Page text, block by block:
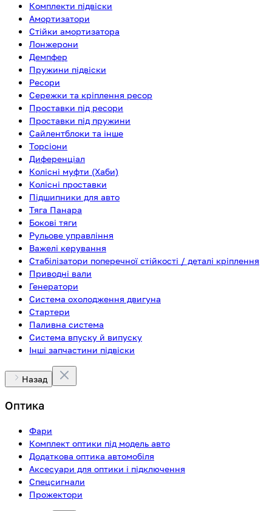
Комплекти підвіски
Амортизатори
Стійки амортизатора
Лонжерони
Демпфер
Пружини підвіски
Ресори
Сережки та кріплення ресор
Проставки під ресори
Проставки під пружини
Сайлентблоки та інше
Торсіони
Диференціал
Колісні муфти (Хаби)
Колісні проставки
Підшипники для авто
Тяга Панара
Бокові тяги
Рульове управління
Важелі керування
Стабілізатори поперечної стійкості / деталі кріплення
Приводні вали
Генератори
Система охолодження двигуна
Стартери
Паливна система
Система впуску й випуску
Інші запчастини підвіски
Назад
Оптика
Фари
Комплект оптики під модель авто
Додаткова оптика автомобіля
Аксесуари для оптики і підключення
Спецсигнали
Прожектори